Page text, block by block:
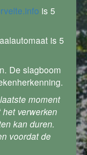
is 5
is 5
De slagboom
moment
verwerken
kan duren.
voordat de